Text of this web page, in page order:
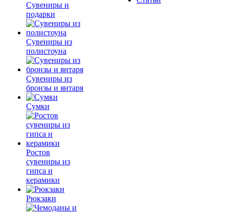
Сувениры и
подарки
Сувениры из
полистоуна
Сувениры из
бронзы и янтаря
Сумки
Ростов
сувениры из
гипса и
керамики
Рюкзаки